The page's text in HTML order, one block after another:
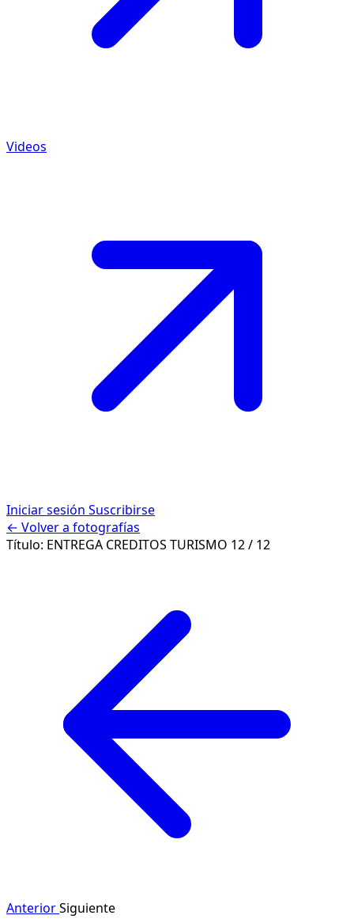
Videos
Iniciar sesión Suscribirse
← Volver a fotografías
Título: ENTREGA CREDITOS TURISMO 12 / 12
AnteriorSiguiente